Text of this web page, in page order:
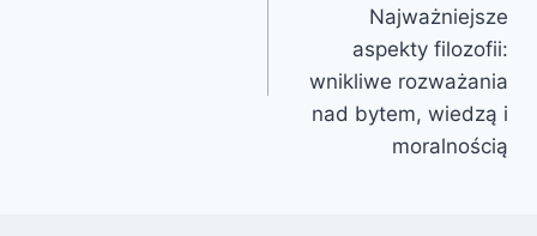
Najważniejsze
aspekty filozofii:
wnikliwe rozważania
nad bytem, wiedzą i
moralnością